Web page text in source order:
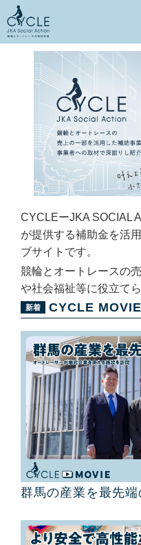
CYCLEーJKA SOCIAL
が提供する補助金を活
ブサイトです。
競輪とオートレースの
や社会福祉等に役立て
CYCLE MOVIE
群馬の産業を最先端